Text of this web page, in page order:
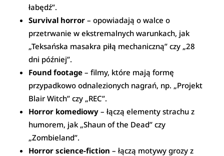
łabędź”.
Survival horror – opowiadają o walce o
przetrwanie w ekstremalnych warunkach, jak
„Teksańska masakra piłą mechaniczną” czy „28
dni później”.
Found footage – filmy, które mają formę
przypadkowo odnalezionych nagrań, np. „Projekt
Blair Witch” czy „REC”.
Horror komediowy – łączą elementy strachu z
humorem, jak „Shaun of the Dead” czy
„Zombieland”.
Horror science-fiction – łączą motywy grozy z